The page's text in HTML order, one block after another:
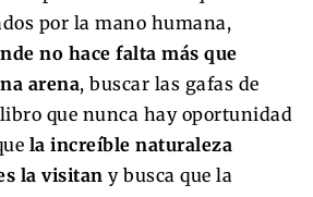
por la mano humana,
no hace falta más que
arena, buscar las gafas de
que nunca hay oportunidad
la increíble naturaleza
la visitan y busca que la